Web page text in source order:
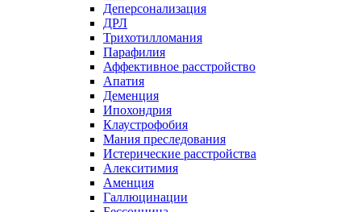
Деперсонализация
ДРЛ
Трихотилломания
Парафилия
Аффективное расстройство
Апатия
Деменция
Ипохондрия
Клаустрофобия
Мания преследования
Истерические расстройства
Алекситимия
Аменция
Галлюцинации